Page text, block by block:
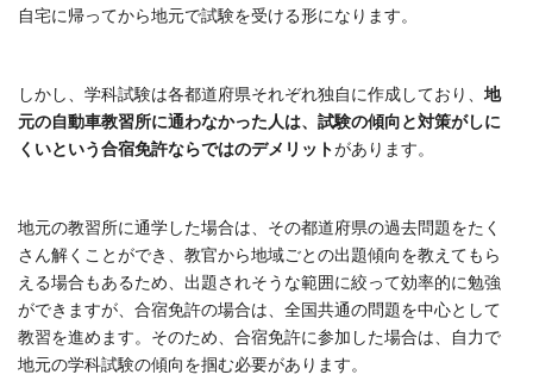
自宅に帰ってから地元で試験を受ける形になります。
しかし、学科試験は各都道府県それぞれ独自に作成しており、 地
元の自動車教習所に通わなかった人は、試験の傾向と対策がしに
くいという合宿免許ならではのデメリットがあります。
地元の教習所に通学した場合は、その都道府県の過去問題をたく
さん解くことができ、教官から地域ごとの出題傾向を教えてもら
える場合もあるため、出題されそうな範囲に絞って効率的に勉強
ができますが、合宿免許の場合は、全国共通の問題を中心として
教習を進めます。そのため、合宿免許に参加した場合は、自力で
地元の学科試験の傾向を掴む必要があります。